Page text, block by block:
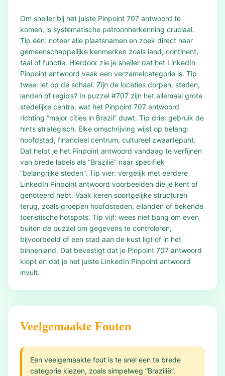
Om sneller bij het juiste Pinpoint 707 antwoord te
komen, is systematische patroonherkenning cruciaal.
Tip één: noteer alle plaatsnamen en zoek direct naar
gemeenschappelijke kenmerken zoals land, continent,
taal of functie. Hierdoor zie je sneller dat het LinkedIn
Pinpoint antwoord vaak een verzamelcategorie is. Tip
twee: let op de schaal. Zijn de locaties dorpen, steden,
landen of regio’s? In puzzel #707 zijn het allemaal grote
stedelijke centra, wat het Pinpoint 707 antwoord
richting “major cities in Brazil” duwt. Tip drie: gebruik de
hints strategisch. Elke omschrijving wijst op belang:
hoofdstad, financieel centrum, cultureel zwaartepunt.
Dat helpt je het Pinpoint antwoord vandaag te verfijnen
van brede labels als “Brazilië” naar specifiek
“belangrijke steden”. Tip vier: vergelijk met eerdere
LinkedIn Pinpoint antwoord voorbeelden die je kent of
genoteerd hebt. Vaak keren soortgelijke structuren
terug, zoals groepen hoofdsteden, eilanden of bekende
toeristische hotspots. Tip vijf: wees niet bang om even
buiten de puzzel om gegevens te controleren,
bijvoorbeeld of een stad aan de kust ligt of in het
binnenland. Dat bevestigt dat je Pinpoint 707 antwoord
klopt en dat je het juiste LinkedIn Pinpoint antwoord
invult.
Veelgemaakte Fouten
Een veelgemaakte fout is te snel een te brede
categorie kiezen, zoals simpelweg “Brazilië”.